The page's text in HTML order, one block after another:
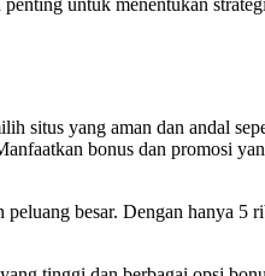
situs yang aman dan andal
bonus dan promosi
besar. Dengan hanya 5